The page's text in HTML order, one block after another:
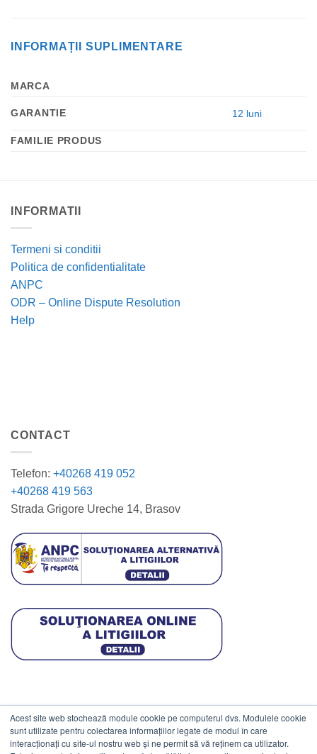
Acest site web stochează module cookie pe computerul dvs. Modulele cookie
sunt utilizate pentru colectarea informațiilor legate de modul în care
interacționați cu site-ul nostru web și ne permit să vă reținem ca utilizator.
INFORMAȚII SUPLIMENTARE
MARCA
GARANTIE 12 luni
FAMILIE PRODUS
INFORMATII
Termeni si conditii
Politica de confidentialitate
ANPC
ODR – Online Dispute Resolution
Help
CONTACT
Telefon: +40268 419 052
+40268 419 563
Strada Grigore Ureche 14, Brasov
DATE COMERCIALE